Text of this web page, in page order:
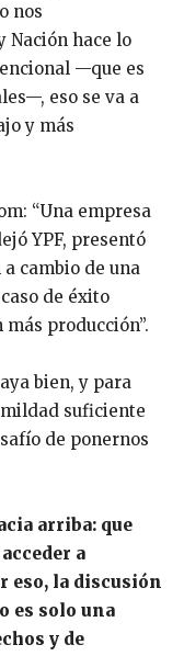
nos
Nación hace lo
—que es
eso se va a
y más
“Una empresa
YPF, presentó
cambio de una
de éxito
producción”.
bien, y para
suficiente
de ponernos
arriba: que
a
eso, la discusión
es solo una
y de